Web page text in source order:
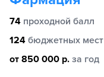
74 проходной балл
124 бюджетных мест
от 850 000 р. за год